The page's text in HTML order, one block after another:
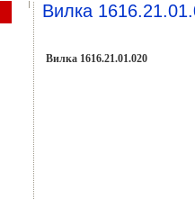
Вилка
Вилка 1616.21.01.020